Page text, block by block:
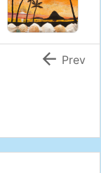
 Prev